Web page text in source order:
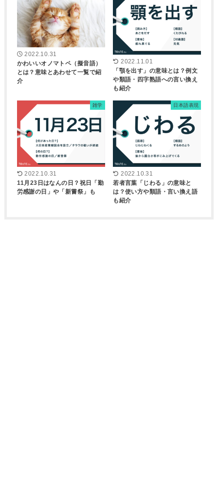
2022.10.31
かわいいオノマトペ（擬音語）
とは？意味とあわせて一覧で紹
介
2022.11.01
「顎を出す」の意味とは？例文
や類語・四字熟語への言い換え
も紹介
雑学
2022.10.31
11月23日はなんの日？祝日「勤
労感謝の日」や「新嘗祭」も
日本語表現
2022.10.31
若者言葉「じわる」の意味と
は？使い方や類語・言い換え語
も紹介